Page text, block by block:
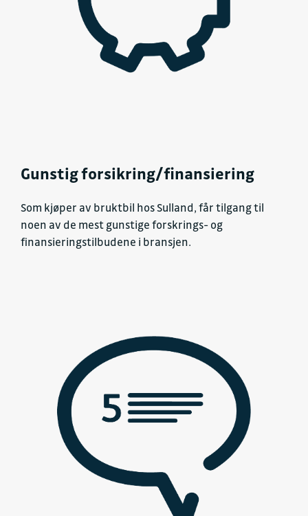
Gunstig forsikring/finansiering
Som kjøper av bruktbil hos Sulland, får tilgang til
noen av de mest gunstige forskrings- og
finansieringstilbudene i bransjen.